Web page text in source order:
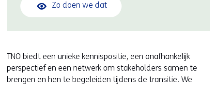
Zo doen we dat
TNO biedt een unieke kennispositie, een onafhankelijk
perspectief en een netwerk om stakeholders samen te
brengen en hen te begeleiden tijdens de transitie. We